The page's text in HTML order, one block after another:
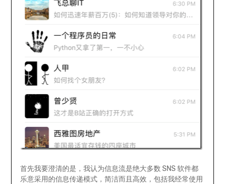
首先我要澄清的是，我认为信息流是绝大多数 SNS 软件都
乐意采用的信息传递模式，简洁而且高效，包括我经常使用